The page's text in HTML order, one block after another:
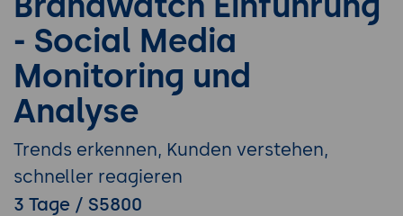
- Social Media
Monitoring und
Analyse
Trends erkennen, Kunden verstehen,
schneller reagieren
3 Tage / S5800